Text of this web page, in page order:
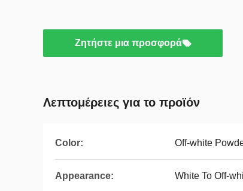
Ζητήστε μια προσφορά
Λεπτομέρειες για το προϊόν
Color: Off-white
Appearance: White To Off-